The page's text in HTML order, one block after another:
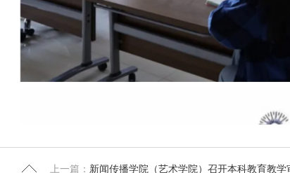
上一篇： 新闻传播学院（艺术学院）召开本科教育教